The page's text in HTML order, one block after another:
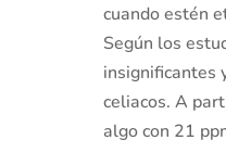
cuando estén
Según los
insignificantes
celiacos. A
algo con 21